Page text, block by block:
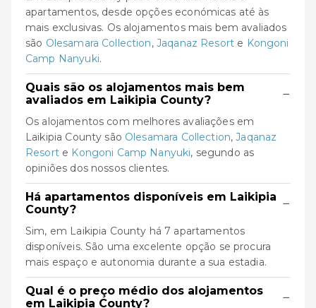
apartamentos, desde opções económicas até às
mais exclusivas. Os alojamentos mais bem avaliados
são Olesamara Collection, Jaqanaz Resort e Kongoni
Camp Nanyuki.
Quais são os alojamentos mais bem
avaliados em Laikipia County?
−
Os alojamentos com melhores avaliações em
Laikipia County são Olesamara Collection,Jaqanaz
Resorte Kongoni Camp Nanyuki, segundo as
opiniões dos nossos clientes.
Há apartamentos disponíveis em Laikipia
County?
−
Sim, em Laikipia County há 7 apartamentos
disponíveis. São uma excelente opção se procura
mais espaço e autonomia durante a sua estadia.
Qual é o preço médio dos alojamentos
em Laikipia County?
−